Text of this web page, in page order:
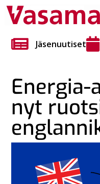
Jäsenuutiset
Energia-
nyt